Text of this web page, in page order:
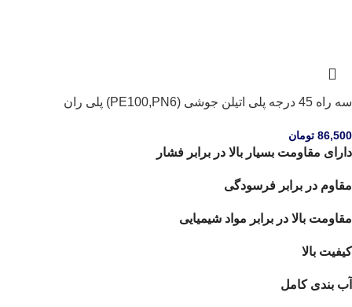
سه راه 45 درجه پلی اتیلن جوشی (PE100,PN6) پلی ران
86,500 تومان
دارای مقاومت بسیار بالا در برابر فشار
مقاوم در برابر فرسودگی
مقاومت بالا در برابر مواد شیمیایی
کیفیت بالا
آب بندی کامل